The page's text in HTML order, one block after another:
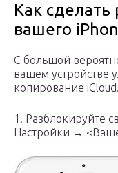
Как
вашего
С большой
вашем устройстве
копирование
1. Разблокируйте
Настройки →